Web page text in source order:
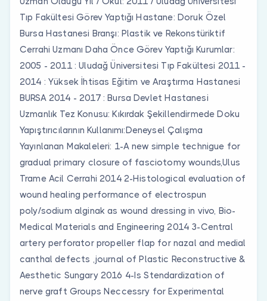
Tıp Fakültesi Görev Yaptığı Hastane: Doruk Özel
Bursa Hastanesi Branşı: Plastik ve Rekonstüriktif
Cerrahi Uzmanı Daha Önce Görev Yaptığı Kurumlar:
2005 - 2011 : Uludağ Üniversitesi Tıp Fakültesi 2011 -
2014 : Yüksek İhtisas Eğitim ve Araştırma Hastanesi
BURSA 2014 - 2017 : Bursa Devlet Hastanesi
Uzmanlık Tez Konusu: Kıkırdak Şekillendirmede Doku
Yapıştırıcılarının Kullanımı:Deneysel Çalışma
Yayınlanan Makaleleri: 1-A new simple technigue for
gradual primary closure of fasciotomy wounds,Ulus
Trame Acil Cerrahi 2014 2-Histological evaluation of
wound healing performance of electrospun
poly/sodium alginak as wound dressing in vivo, Bio-
Medical Materials and Engineering 2014 3-Central
artery perforator propeller flap for nazal and medial
canthal defects ,journal of Plastic Reconstructive &
Aesthetic Sungary 2016 4-Is Stendardization of
nerve graft Groups Neccessry for Experimental